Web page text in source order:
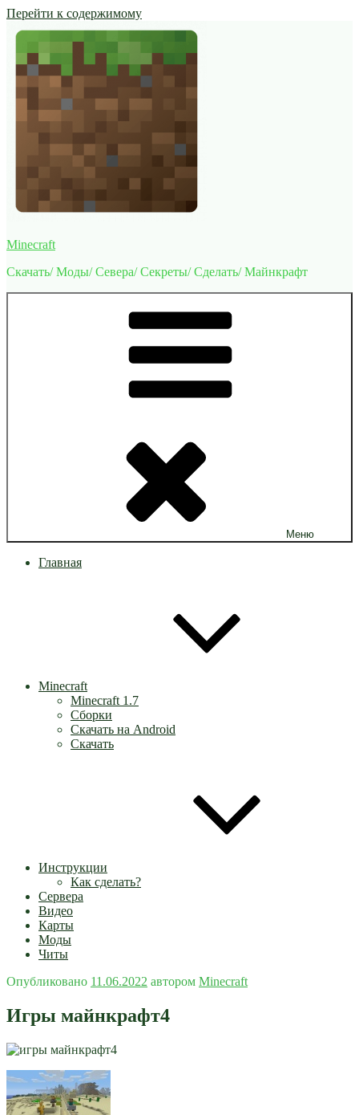
Перейти к содержимому
Minecraft
Скачать/ Моды/ Севера/ Секреты/ Сделать/ Майнкрафт
Меню
Главная
Minecraft
Minecraft 1.7
Сборки
Скачать на Android
Скачать
Инструкции
Как сделать?
Сервера
Видео
Карты
Моды
Читы
Опубликовано 11.06.2022 автором Minecraft
Игры майнкрафт4